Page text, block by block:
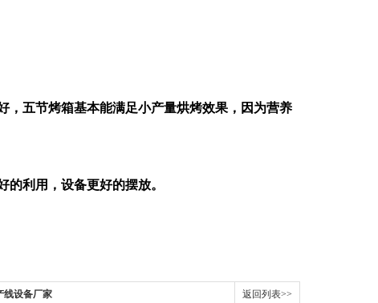
，五节烤箱基本能满足小产量烘烤效果，因为营养
利用，设备更好的摆放。
线设备厂家 返回列表>>